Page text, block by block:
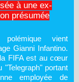
à une ex-
présumée
vient
Gianni Infantino.
FIFA est au cœur
"Telegraph" portant
employée de